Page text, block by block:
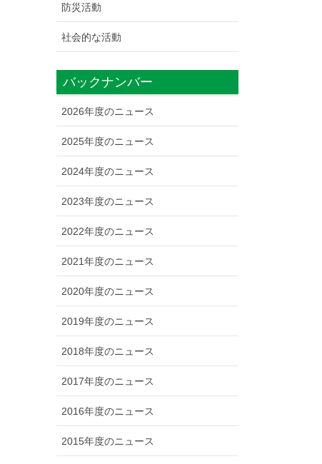
防災活動
社会的な活動
バックナンバー
2026年度のニュース
2025年度のニュース
2024年度のニュース
2023年度のニュース
2022年度のニュース
2021年度のニュース
2020年度のニュース
2019年度のニュース
2018年度のニュース
2017年度のニュース
2016年度のニュース
2015年度のニュース